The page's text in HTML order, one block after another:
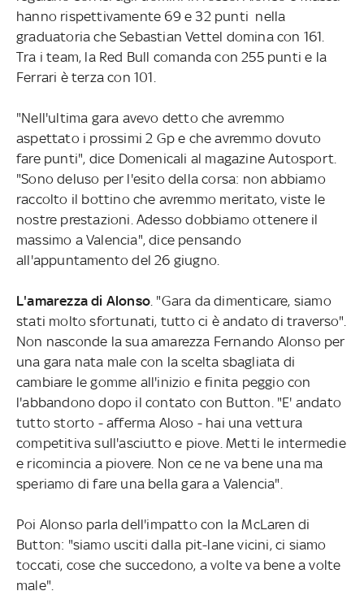
hanno rispettivamente 69 e 32 punti nella
graduatoria che Sebastian Vettel domina con 161.
Tra i team, la Red Bull comanda con 255 punti e la
Ferrari è terza con 101.
"Nell'ultima gara avevo detto che avremmo
aspettato i prossimi 2 Gp e che avremmo dovuto
fare punti", dice Domenicali al magazine Autosport.
"Sono deluso per l'esito della corsa: non abbiamo
raccolto il bottino che avremmo meritato, viste le
nostre prestazioni. Adesso dobbiamo ottenere il
massimo a Valencia", dice pensando
all'appuntamento del 26 giugno.
L'amarezza di Alonso. "Gara da dimenticare, siamo
stati molto sfortunati, tutto ci è andato di traverso".
Non nasconde la sua amarezza Fernando Alonso per
una gara nata male con la scelta sbagliata di
cambiare le gomme all'inizio e finita peggio con
l'abbandono dopo il contato con Button. "E' andato
tutto storto - afferma Aloso - hai una vettura
competitiva sull'asciutto e piove. Metti le intermedie
e ricomincia a piovere. Non ce ne va bene una ma
speriamo di fare una bella gara a Valencia".
Poi Alonso parla dell'impatto con la McLaren di
Button: "siamo usciti dalla pit-lane vicini, ci siamo
toccati, cose che succedono, a volte va bene a volte
male".